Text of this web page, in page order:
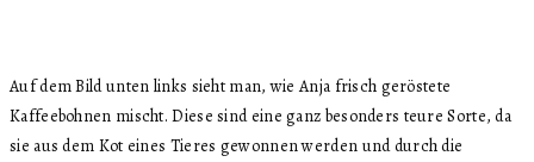
Auf dem Bild unten links sieht man, wie Anja frisch geröstete
Kaffeebohnen mischt. Diese sind eine ganz besonders teure Sorte, da
sie aus dem Kot eines Tieres gewonnen werden und durch die